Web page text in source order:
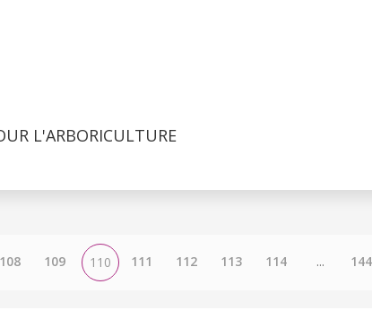
L'ARBORICULTURE
108 109 110 111 112 113 114 ... 144